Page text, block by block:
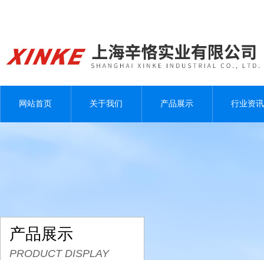
网站首页 关于我们 产品展示 行业资讯
产品展示
PRODUCT DISPLAY